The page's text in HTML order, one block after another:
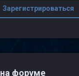
Зарегистрироваться
форуме